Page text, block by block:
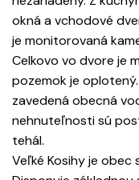
okná a vchodové
je monitorovaná
Celkovo vo dvore je
pozemok je
zavedená obecná
nehnuteľnosti sú
tehál.
Veľké Kosihy je